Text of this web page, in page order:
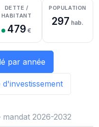
DETTE /
HABITANT
479 €
POPULATION
297 hab.
par année
2026-2032